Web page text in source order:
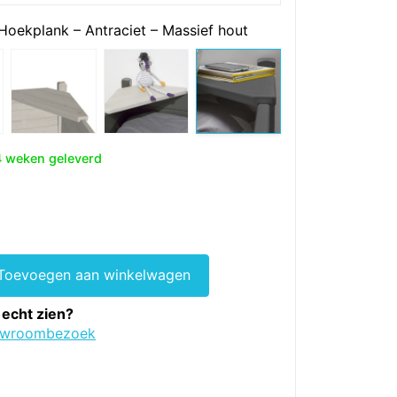
– Antraciet – Massief hout
weken geleverd
aan winkelwagen
zien?